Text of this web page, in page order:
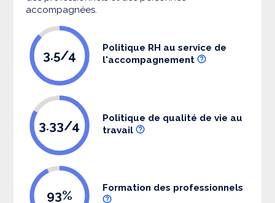
accompagnées.
3.5/4
Politique RH au service de
l'accompagnement
3.33/4
Politique de qualité de vie au
travail
93% Formation des professionnels